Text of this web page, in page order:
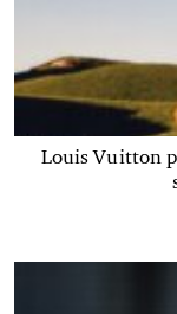
Louis Vuitton